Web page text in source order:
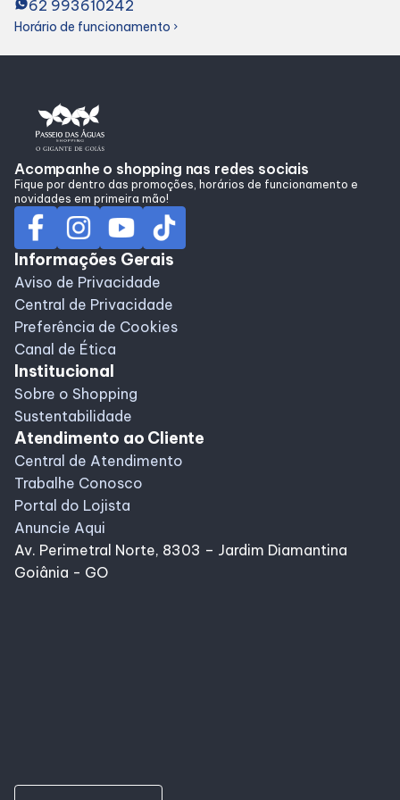
Alimentação
62 993610242
Horário de funcionamento chevron_right
Acompanhe o shopping nas redes sociais
Fique por dentro das promoções, horários de funcionamento e
novidades em primeira mão!
Informações Gerais
Aviso de Privacidade
Central de Privacidade
Preferência de Cookies
Canal de Ética
Institucional
Sobre o Shopping
Sustentabilidade
Atendimento ao Cliente
Central de Atendimento
Trabalhe Conosco
Portal do Lojista
Anuncie Aqui
Av. Perimetral Norte, 8303 – Jardim Diamantina
Goiânia - GO